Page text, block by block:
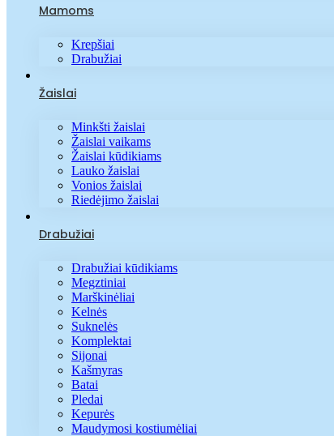
Mamoms
Krepšiai
Drabužiai
Žaislai
Minkšti žaislai
Žaislai vaikams
Žaislai kūdikiams
Lauko žaislai
Vonios žaislai
Riedėjimo žaislai
Drabužiai
Drabužiai kūdikiams
Megztiniai
Marškinėliai
Kelnės
Suknelės
Komplektai
Sijonai
Kašmyras
Batai
Pledai
Kepurės
Maudymosi kostiumėliai